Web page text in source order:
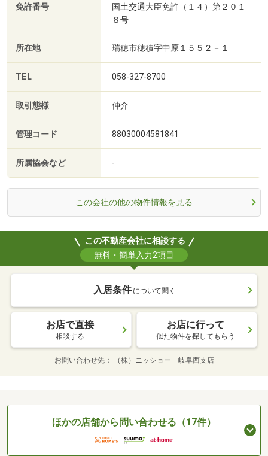
免許番号
国土交通大臣免許（１４）第２０１
８号
所在地 瑞穂市穂積字中原１５５２－１
TEL 058-327-8700
取引態様 仲介
管理コード 88030004581841
所属協会など -
この会社の他の物件情報を見る
この不動産会社に相談する
無料・簡単入力2項目
入居条件 について聞く
お店で直接
相談する
お店に行って
似た物件を探してもらう
お問い合わせ先 （株）ニッショー 岐阜西支店
ほかの店舗から問い合わせる（17件）